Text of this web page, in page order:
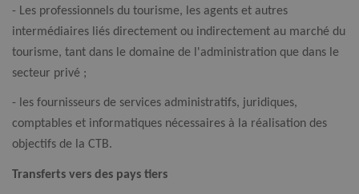
- Les professionnels du tourisme, les agents et autres
intermédiaires liés directement ou indirectement au marché du
tourisme, tant dans le domaine de l'administration que dans le
secteur privé ;
- les fournisseurs de services administratifs, juridiques,
comptables et informatiques nécessaires à la réalisation des
objectifs de la CTB.
Transferts vers des pays tiers